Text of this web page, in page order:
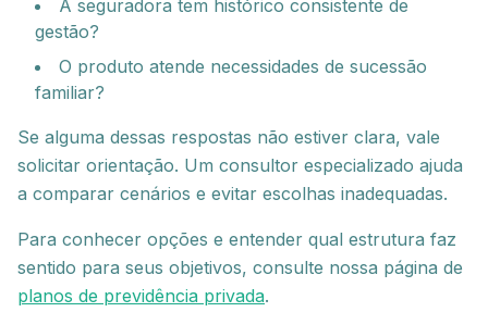
A seguradora tem histórico consistente de
gestão?
O produto atende necessidades de sucessão
familiar?
Se alguma dessas respostas não estiver clara, vale
solicitar orientação. Um consultor especializado ajuda
a comparar cenários e evitar escolhas inadequadas.
Para conhecer opções e entender qual estrutura faz
sentido para seus objetivos, consulte nossa página de
planos de previdência privada.